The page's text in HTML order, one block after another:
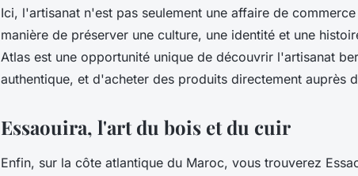
Ici, l'artisanat n'est pas seulement une affaire de
manière de préserver une culture, une identité et une
Atlas est une opportunité unique de découvrir l'artisanat
authentique, et d'acheter des produits directement auprès
Essaouira, l'art du bois et du cuir
Enfin, sur la côte atlantique du Maroc, vous trouverez